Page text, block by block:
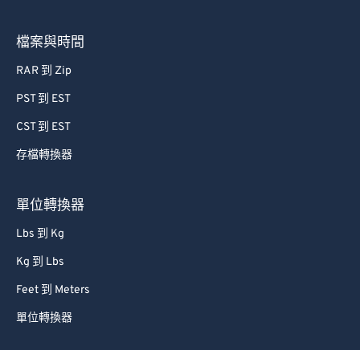
檔案與時間
RAR 到 Zip
PST 到 EST
CST 到 EST
存檔轉換器
單位轉換器
Lbs 到 Kg
Kg 到 Lbs
Feet 到 Meters
單位轉換器